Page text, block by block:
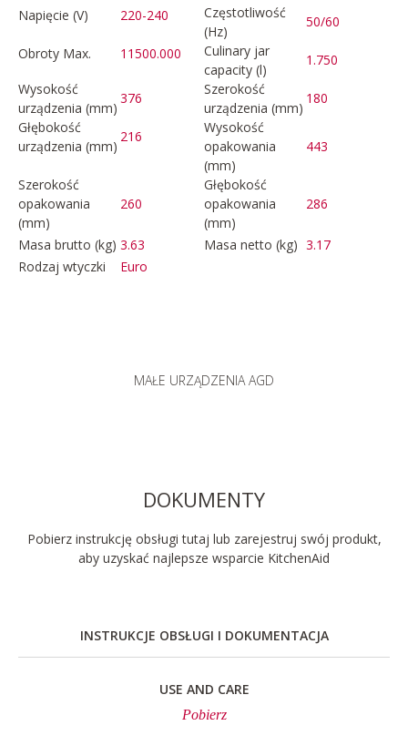
Napięcie (V) 220-240
Częstotliwość
(Hz)
50/60
Obroty Max.
11500.000
Culinary jar
capacity (l)
1.750
Wysokość
urządzenia (mm)
376
Szerokość
urządzenia (mm)
180
Głębokość
urządzenia (mm)
216
Wysokość
opakowania
(mm)
443
Szerokość
opakowania
(mm)
260
Głębokość
opakowania
(mm)
286
Masa brutto (kg) 3.63 Masa netto (kg) 3.17
Rodzaj wtyczki
Euro
MAŁE URZĄDZENIA AGD
DOKUMENTY
Pobierz instrukcję obsługi tutaj lub zarejestruj swój produkt,
aby uzyskać najlepsze wsparcie KitchenAid
INSTRUKCJE OBSŁUGI I DOKUMENTACJA
USE AND CARE
Pobierz